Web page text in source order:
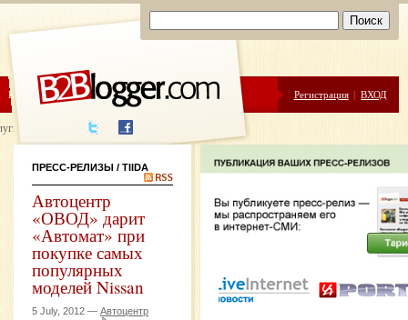
ЦЕНЫ ПОМОЩЬ Регистрация | ВХОД
написания
ПРЕСС-РЕЛИЗЫ / TIIDA
Автоцентр
«ОВОД» дарит
«Автомат» при
покупке самых
популярных
моделей Nissan
5 July, 2012 — Автоцентр